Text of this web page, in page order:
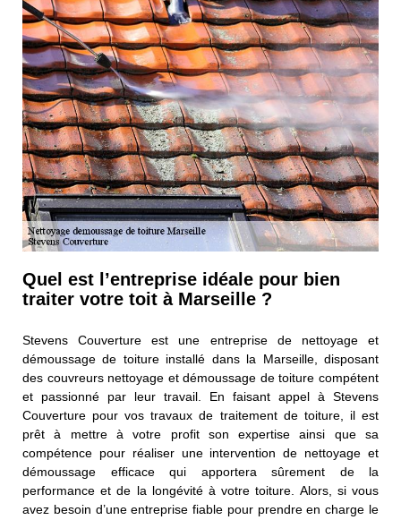
Quel est l’entreprise idéale pour bien
traiter votre toit à Marseille ?
Stevens Couverture est une entreprise de nettoyage et
démoussage de toiture installé dans la Marseille, disposant
des couvreurs nettoyage et démoussage de toiture compétent
et passionné par leur travail. En faisant appel à Stevens
Couverture pour vos travaux de traitement de toiture, il est
prêt à mettre à votre profit son expertise ainsi que sa
compétence pour réaliser une intervention de nettoyage et
démoussage efficace qui apportera sûrement de la
performance et de la longévité à votre toiture. Alors, si vous
avez besoin d’une entreprise fiable pour prendre en charge le